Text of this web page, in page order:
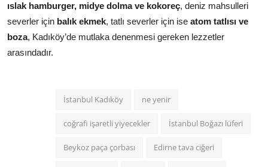
ıslak hamburger, midye dolma ve kokoreç, deniz mahsulleri
severler için balık ekmek, tatlı severler için ise atom tatlısı ve
boza, Kadıköy’de mutlaka denenmesi gereken lezzetler
arasındadır.
İstanbul Kadıköy ne yenir
coğrafi işaretli yiyecekler İstanbul Boğazı lüferi
Beykoz paça çorbası Edirne tava ciğeri